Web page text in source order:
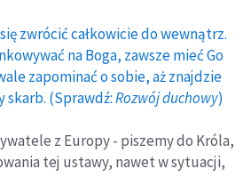
zwrócić całkowicie do wewnątrz.
na Boga, zawsze mieć Go
zapominać o sobie, aż znajdzie
skarb. (Sprawdź:Rozwój duchowy)
z Europy - piszemy do Króla,
tej ustawy, nawet w sytuacji,